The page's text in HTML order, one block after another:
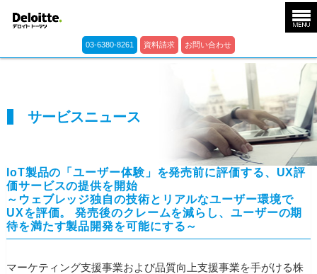
03-6380-8261 資料請求 お問い合わせ
サービスニュース
IoT製品の「ユーザー体験」を発売前に評価する、UX評
価サービスの提供を開始
～ウェブレッジ独自の技術とリアルなユーザー環境で
UXを評価。 発売後のクレームを減らし、ユーザーの期
待を満たす製品開発を可能にする～
マーケティング支援事業および品質向上支援事業を手がける株